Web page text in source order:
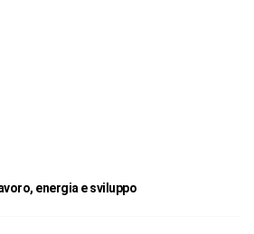
energia e sviluppo